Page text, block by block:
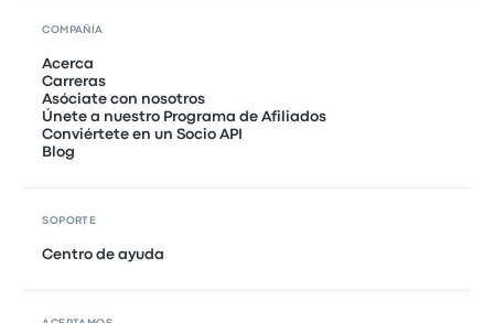
COMPAÑÍA
Acerca
Carreras
Asóciate con nosotros
Únete a nuestro Programa de Afiliados
Conviértete en un Socio API
Blog
SOPORTE
Centro de ayuda